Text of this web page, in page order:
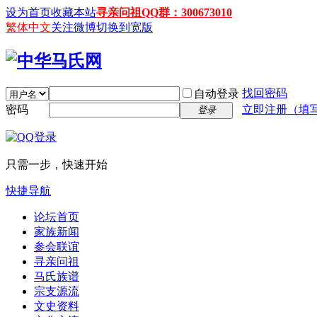
设为首页收藏本站寻亲问祖QQ群：300673010
繁体中文关注微博切换到宽版
自动登录 找回密码
密码
登录 立即注册（填
只需一步，快速开始
快捷导航
论坛首页
家族新闻
参会联谊
寻亲问祖
马氏族谱
宗支源流
文史资料